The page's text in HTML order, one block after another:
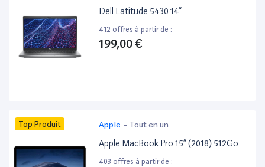
Dell Latitude 5430 14”
412 offres à partir de :
199,00 €
Top Produit Apple - Tout en un
Apple MacBook Pro 15” (2018) 512Go
403 offres à partir de :